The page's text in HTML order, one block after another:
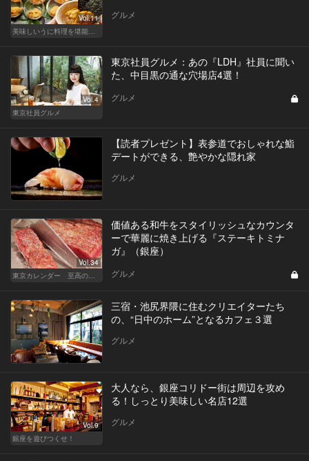
Vol.11
美味しいうに料理を堪能できる東京の名店
グルメ
Vol.4
東京社員グルメ
東京社員グルメ：あの『LDH』社員に聞い
た、中目黒の通な穴場店4選！
グルメ
【読者プレゼント】表参道でおしゃれな鮨
デートができる、艶やかな隠れ家
グルメ
Vol.34
東京カレンダー 至高の名店シリーズ
価値ある和牛をスタイリッシュなカウンタ
ーで華麗に焼き上げる『ステーキトミナ
ガ』（銀座）
グルメ
三宿・池尻界隈に住むクリエイターたち
の、“日中のホーム”となるカフェ３選
グルメ
Vol.9
銀座を遊びつくせ！
大人なら、銀座コリドー街は周辺を攻め
る！しっとり美味しい名店12選
グルメ